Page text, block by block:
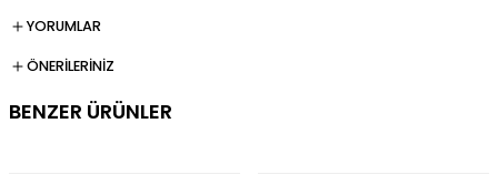
YORUMLAR
ÖNERİLERİNİZ
BENZER ÜRÜNLER